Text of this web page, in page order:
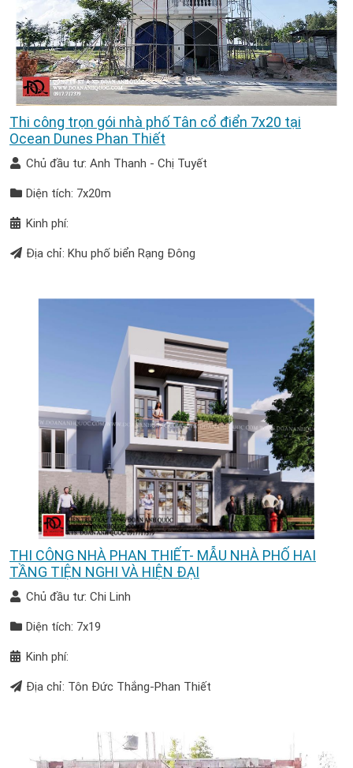
Thi công trọn gói nhà phố Tân cổ điển 7x20 tại
Ocean Dunes Phan Thiết
Chủ đầu tư: Anh Thanh - Chị Tuyết
Diện tích: 7x20m
Kinh phí:
Địa chỉ: Khu phố biển Rạng Đông
THI CÔNG NHÀ PHAN THIẾT- MẪU NHÀ PHỐ HAI
TẦNG TIỆN NGHI VÀ HIỆN ĐẠI
Chủ đầu tư: Chi Linh
Diện tích: 7x19
Kinh phí:
Địa chỉ: Tôn Đức Thắng-Phan Thiết